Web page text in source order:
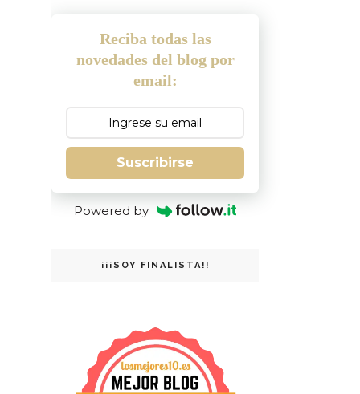
Reciba todas las
novedades del blog por
email:
Suscribirse
Powered by
¡¡¡SOY FINALISTA!!